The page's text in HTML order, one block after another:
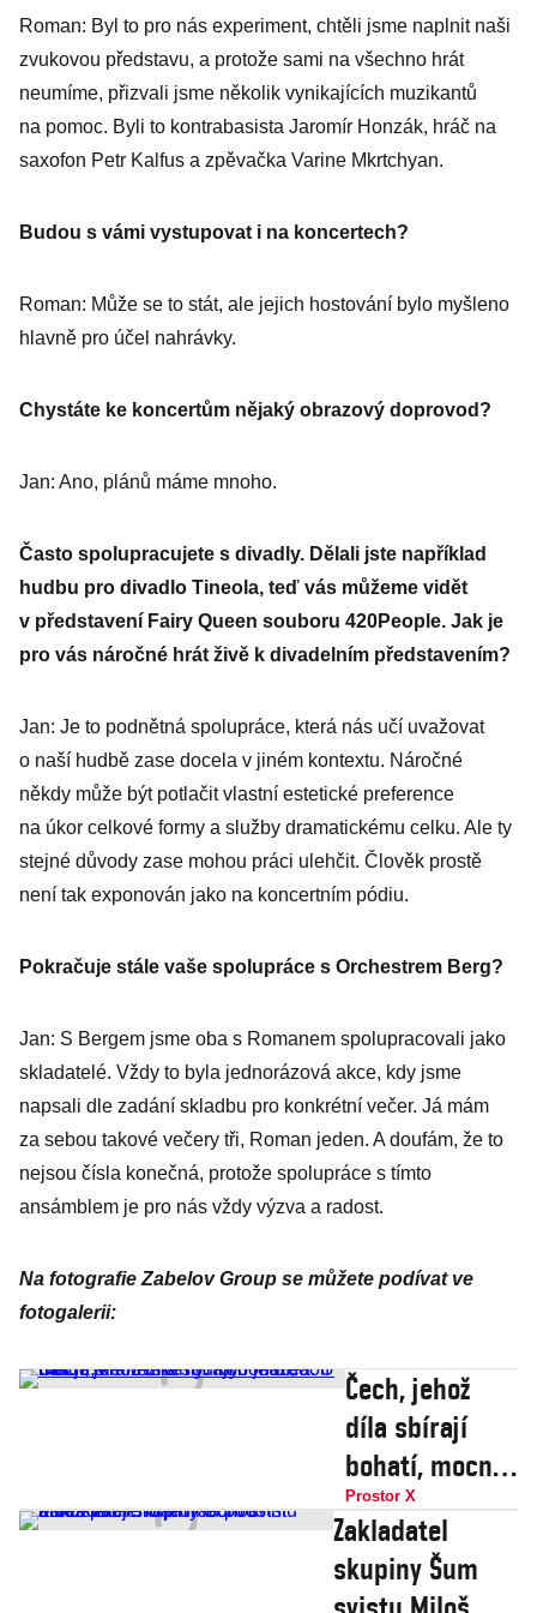
Roman: Byl to pro nás experiment, chtěli jsme naplnit naši
zvukovou představu, a protože sami na všechno hrát
neumíme, přizvali jsme několik vynikajících muzikantů
na pomoc. Byli to kontrabasista Jaromír Honzák, hráč na
saxofon Petr Kalfus a zpěvačka Varine Mkrtchyan.
Budou s vámi vystupovat i na koncertech?
Roman: Může se to stát, ale jejich hostování bylo myšleno
hlavně pro účel nahrávky.
Chystáte ke koncertům nějaký obrazový doprovod?
Jan: Ano, plánů máme mnoho.
Často spolupracujete s divadly. Dělali jste například
hudbu pro divadlo Tineola, teď vás můžeme vidět
v představení Fairy Queen souboru 420People. Jak je
pro vás náročné hrát živě k divadelním představením?
Jan: Je to podnětná spolupráce, která nás učí uvažovat
o naší hudbě zase docela v jiném kontextu. Náročné
někdy může být potlačit vlastní estetické preference
na úkor celkové formy a služby dramatickému celku. Ale ty
stejné důvody zase mohou práci ulehčit. Člověk prostě
není tak exponován jako na koncertním pódiu.
Pokračuje stále vaše spolupráce s Orchestrem Berg?
Jan: S Bergem jsme oba s Romanem spolupracovali jako
skladatelé. Vždy to byla jednorázová akce, kdy jsme
napsali dle zadání skladbu pro konkrétní večer. Já mám
za sebou takové večery tři, Roman jeden. A doufám, že to
nejsou čísla konečná, protože spolupráce s tímto
ansámblem je pro nás vždy výzva a radost.
Na fotografie Zabelov Group se můžete podívat ve
fotogalerii:
Čech, jehož
díla sbírají
bohatí, mocní,
královské
rodiny i muzea.
U nás je ale
Prostor X
Zakladatel
skupiny Šum